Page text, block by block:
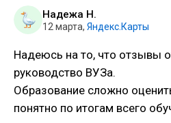
Надежа Н.
12 марта, Яндекс.Карты
Надеюсь на то, что отзывы
руководство ВУЗа.
Образование сложно
понятно по итогам всего